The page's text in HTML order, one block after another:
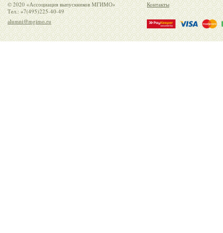
© 2020 «Ассоциация выпускников МГИМО»
Тел.: +7(495)225-40-49
alumni@mgimo.ru
Контакты